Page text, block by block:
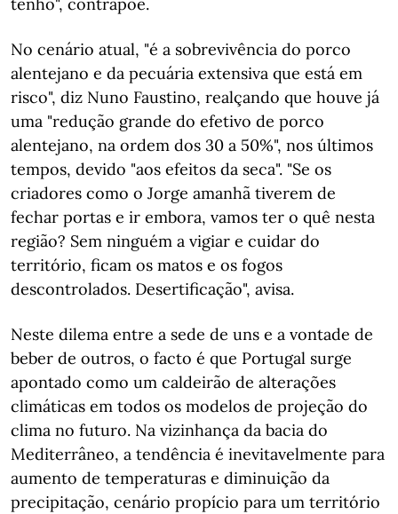
No cenário atual, "é a sobrevivência do porco
alentejano e da pecuária extensiva que está em
risco", diz Nuno Faustino, realçando que houve já
uma "redução grande do efetivo de porco
alentejano, na ordem dos 30 a 50%", nos últimos
tempos, devido "aos efeitos da seca". "Se os
criadores como o Jorge amanhã tiverem de
fechar portas e ir embora, vamos ter o quê nesta
região? Sem ninguém a vigiar e cuidar do
território, ficam os matos e os fogos
descontrolados. Desertificação", avisa.
Neste dilema entre a sede de uns e a vontade de
beber de outros, o facto é que Portugal surge
apontado como um caldeirão de alterações
climáticas em todos os modelos de projeção do
clima no futuro. Na vizinhança da bacia do
Mediterrâneo, a tendência é inevitavelmente para
aumento de temperaturas e diminuição da
precipitação, cenário propício para um território